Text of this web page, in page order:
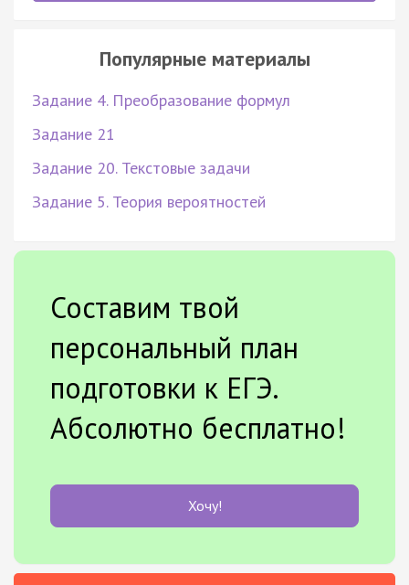
Популярные материалы
Задание 4. Преобразование формул
Задание 21
Задание 20. Текстовые задачи
Задание 5. Теория вероятностей
Составим твой
персональный план
подготовки к ЕГЭ.
Абсолютно бесплатно!
Хочу!